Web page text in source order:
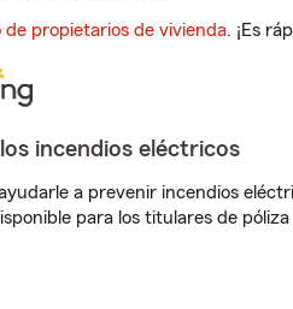
propietarios de vivienda. ¡Es
incendios eléctricos
a prevenir incendios
para los titulares de